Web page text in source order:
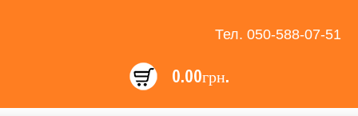
Тел. 050-588-07-51
0.00грн.